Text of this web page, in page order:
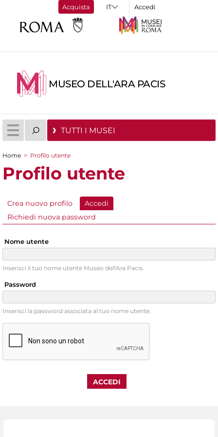
Acquista Accedi
MUSEO DELL'ARA PACIS
TUTTI I MUSEI
Tu sei qui
Home > Profilo utente
Profilo utente
Schede primarie
Crea nuovo profilo Accedi
Richiedi nuova password
Nome utente
Inserisci il tuo nome utente Museo dell'Ara Pacis.
Password
Inserisci la password associata al tuo nome utente.